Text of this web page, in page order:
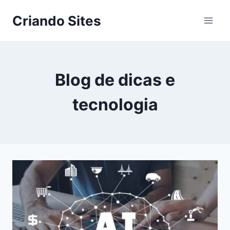
Criando Sites
Blog de dicas e
tecnologia